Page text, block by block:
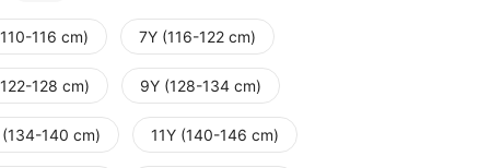
116 cm) 7Y (116-122 cm)
128 cm) 9Y (128-134 cm)
(134-140 cm) 11Y (140-146 cm)